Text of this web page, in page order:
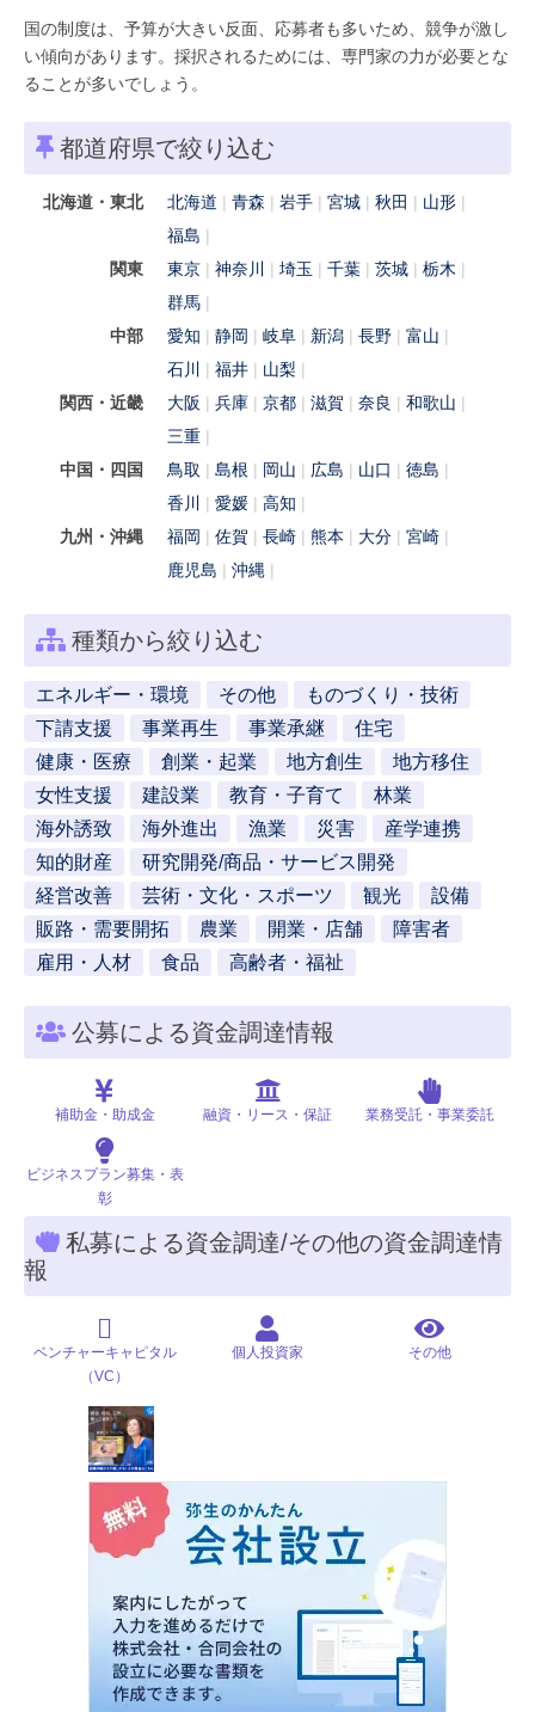
国の制度は、予算が大きい反面、応募者も多いため、競争が激し
い傾向があります。採択されるためには、専門家の力が必要とな
ることが多いでしょう。
都道府県で絞り込む
北海道・東北 北海道 青森 岩手 宮城 秋田
山形
福島
関東
東京 神奈川 埼玉 千葉 茨城
栃木
群馬
中部
愛知 静岡 岐阜 新潟 長野
富山
石川
福井
山梨
関西・近畿
大阪 兵庫 京都 滋賀 奈良
和歌山
三重
中国・四国
鳥取 島根 岡山 広島 山口
徳島
香川
愛媛
高知
九州・沖縄
福岡 佐賀 長崎 熊本 大分
宮崎
鹿児島
沖縄
種類から絞り込む
エネルギー・環境 その他
ものづくり・技術
下請支援
事業再生 事業承継
住宅
健康・医療
創業・起業 地方創生
地方移住
女性支援
建設業 教育・子育て
林業
海外誘致
海外進出 漁業 災害
産学連携
知的財産
研究開発/商品・サービス開発
経営改善
芸術・文化・スポーツ 観光
設備
販路・需要開拓
農業 開業・店舗
障害者
雇用・人材
食品 高齢者・福祉
公募による資金調達情報
補助金・助成金 融資・リース・保証 業務受託・事業委託
ビジネスプラン募集・表
彰
私募による資金調達/その他の資金調達情
報
ベンチャーキャピタル
（VC）
個人投資家 その他